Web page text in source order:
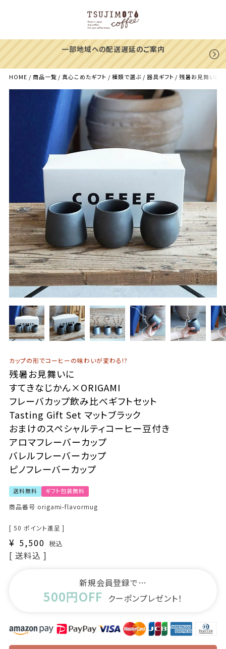
一部地域への配送遅延のご案内
HOME 商品一覧 真心こめたギフト 種類で選ぶ 器具ギフト 残暑お見舞いに
カップの形でコーヒーの味わいが変わる!?
残暑お見舞いに
すてきなじかん×ORIGAMI
フレーバカップ飲み比べギフトセット
Tasting Gift Set マットブラック
おまけのスペシャルティコーヒー豆付き
アロマフレーバーカップ
バレルフレーバーカップ
ピノフレーバーカップ
送料無料 ギフト包装無料
商品番号 origami-flavormug
[ 50 ポイント進呈 ]
¥ 5,500 税込
送料込
新規会員登録で…
500円OFF クーポンプレゼント！